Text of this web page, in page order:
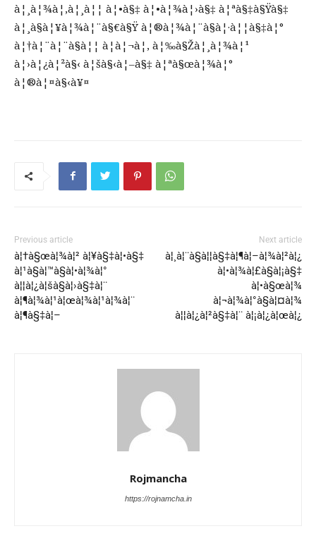
à¦¸à¦¾à¦‚à¦¸à¦¦ à¦•à§‡ à¦•à¦¾à¦›à§‡ à¦ªà§‡à§Ÿà§‡
à¦¸à§à¦¥à¦¾à¦¨à§€à§Ÿ à¦®à¦¾à¦¨à§à¦·à¦¦à§‡à¦°
à¦†à¦¨à¦¨à§à¦¦ à¦à¦¬à¦‚ à¦‰à§Žà¦¸à¦¾à¦¹
à¦›à¦¿à¦²à§‹ à¦šà§‹à¦–à§‡ à¦ªà§œà¦¾à¦°
à¦®à¦¤à§‹à¥¤
Previous article
à¦†à§œà¦¾à¦² à¦¥à§‡à¦•à§‡
à¦¹à§à¦™à§à¦•à¦¾à¦°
à¦¦à¦¿à¦šà§à¦›à§‡à¦¨
à¦¶à¦¾à¦¹à¦œà¦¾à¦¹à¦¾à¦¨
à¦¶à§‡à¦–
Next article
à¦¸à¦¨à§à¦¦à§‡à¦¶à¦–à¦¾à¦²à¦¿
à¦•à¦¾à¦£à§à¦¡à§‡
à¦•à§œà¦¾
à¦¬à¦¾à¦°à§à¦¤à¦¾
à¦¦à¦¿à¦²à§‡à¦¨ à¦¡à¦¿à¦œà¦¿
Rojmancha
https://rojnamcha.in